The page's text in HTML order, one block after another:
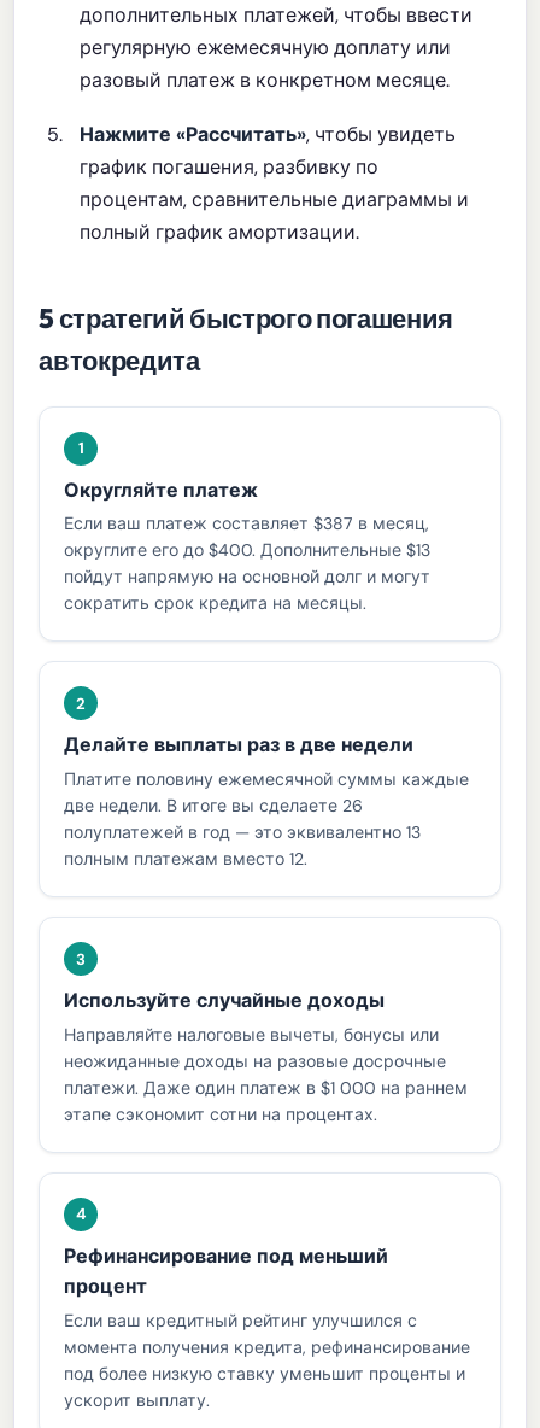
дополнительных платежей, чтобы ввести
регулярную ежемесячную доплату или
разовый платеж в конкретном месяце.
Нажмите «Рассчитать», чтобы увидеть
график погашения, разбивку по
процентам, сравнительные диаграммы и
полный график амортизации.
5 стратегий быстрого погашения
автокредита
1
Округляйте платеж
Если ваш платеж составляет $387 в месяц,
округлите его до $400. Дополнительные $13
пойдут напрямую на основной долг и могут
сократить срок кредита на месяцы.
2
Делайте выплаты раз в две недели
Платите половину ежемесячной суммы каждые
две недели. В итоге вы сделаете 26
полуплатежей в год — это эквивалентно 13
полным платежам вместо 12.
3
Используйте случайные доходы
Направляйте налоговые вычеты, бонусы или
неожиданные доходы на разовые досрочные
платежи. Даже один платеж в $1 000 на раннем
этапе сэкономит сотни на процентах.
4
Рефинансирование под меньший
процент
Если ваш кредитный рейтинг улучшился с
момента получения кредита, рефинансирование
под более низкую ставку уменьшит проценты и
ускорит выплату.